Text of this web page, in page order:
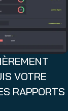
VOTRE
RAPPORTS